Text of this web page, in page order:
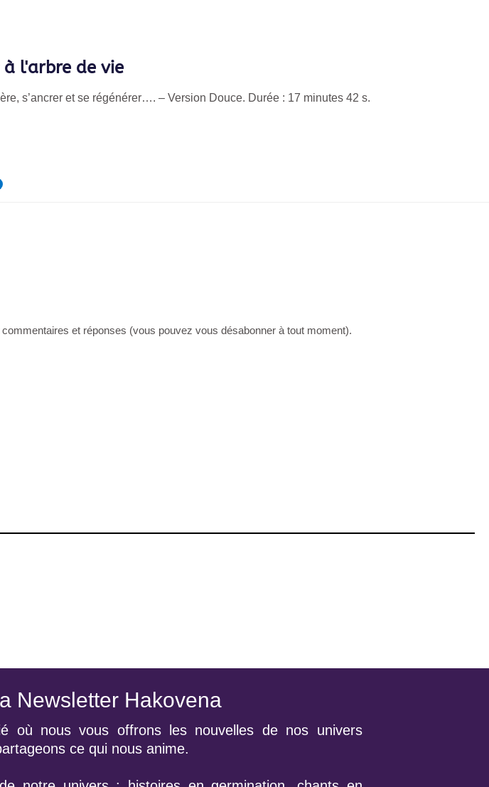
à l'arbre de vie
s’ancrer et se régénérer…. – Version Douce. Durée : 17 minutes 42 s.
commentaires et réponses (vous pouvez vous désabonner à tout moment).
Newsletter Hakovena
où nous vous offrons les nouvelles de nos univers
ce qui nous anime.